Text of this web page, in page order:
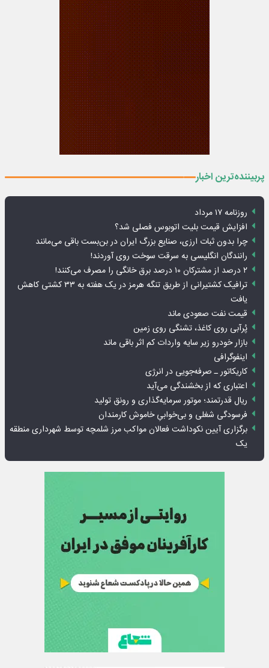
پربیننده‌ترین اخبار
روزنامه ۱۷ مرداد
افزایش قیمت بلیت اتوبوس فصلی شد؟
چرا بدون ثبات ارزی، صنایع بزرگ ایران در بن‌بست باقی می‌مانند
رانندگان انگلیسی به سرقت سوخت روی آوردند!
۲ درصد از مشترکان ۱۰ درصد برق خانگی را مصرف می‌کنند!
ترافیک کشتیرانی از طریق تنگه هرمز در یک هفته به ۳۳ کشتی کاهش
یافت
قیمت نفت صعودی ماند
پُرآبی روی کاغذ، تشنگی روی زمین
بازار خودرو زیر سایه واردات کم اثر باقی ماند
اینفوگرافی
کاریکاتور ـ صرفه‌جویی در انرژی
اعتباری که از بخشندگی می‌آید
ریال قدرتمند؛ موتور سرمایه‌گذاری و رونق تولید
فرسودگی شغلی و بی‌خوابیِ خاموش کارمندان
برگزاری آیین نکوداشت فعالان مواکب مرز شلمچه توسط شهرداری منطقه
یک